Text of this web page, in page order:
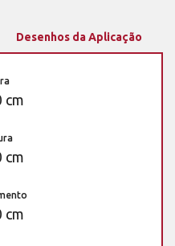
Desenhos da Aplicação
cm
cm
cm